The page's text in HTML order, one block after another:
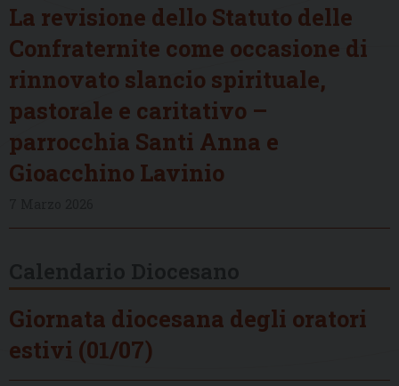
La revisione dello Statuto delle
Confraternite come occasione di
rinnovato slancio spirituale,
pastorale e caritativo –
parrocchia Santi Anna e
Gioacchino Lavinio
Giornata diocesana degli oratori
estivi (01/07)